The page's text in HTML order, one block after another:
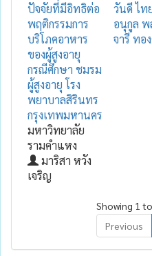
ปัจจัยที่มีอิทธิต่อ
พฤติกรรมการ
บริโภคอาหาร
ของผู้สูงอายุ
กรณีศึกษา ชมรม
ผู้สูงอายุ โรง
พยาบาลสิรินทร
กรุงเทพมหานคร
มหาวิทยาลัย
รามคำแหง
มาริสา หวัง
เจริญ
วันดี ไ
อนุกูล พ
จารี ทอ
Showing 1
Previous